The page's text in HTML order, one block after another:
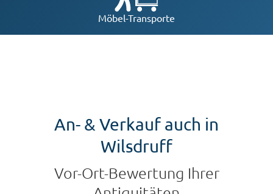
Möbel-Transporte
An- & Verkauf auch in
Wilsdruff
Vor-Ort-Bewertung Ihrer